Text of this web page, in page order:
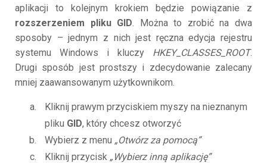
aplikacji to kolejnym krokiem będzie powiązanie z
rozszerzeniem pliku GID. Można to zrobić na dwa
sposoby – jednym z nich jest ręczna edycja rejestru
systemu Windows i kluczy HKEY_CLASSES_ROOT.
Drugi sposób jest prostszy i zdecydowanie zalecany
mniej zaawansowanym użytkownikom.
Kliknij prawym przyciskiem myszy na nieznanym
pliku GID, który chcesz otworzyć
Wybierz z menu „Otwórz za pomocą”
Kliknij przycisk „Wybierz inną aplikację”